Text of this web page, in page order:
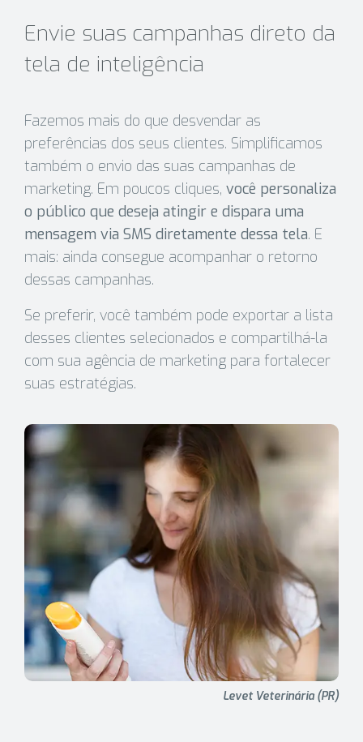
Envie suas campanhas direto da
tela de inteligência
Fazemos mais do que desvendar as
preferências dos seus clientes. Simplificamos
também o envio das suas campanhas de
marketing. Em poucos cliques, você personaliza
o público que deseja atingir e dispara uma
mensagem via SMS diretamente dessa tela. E
mais: ainda consegue acompanhar o retorno
dessas campanhas.
Se preferir, você também pode exportar a lista
desses clientes selecionados e compartilhá-la
com sua agência de marketing para fortalecer
suas estratégias.
Levet Veterinária (PR)